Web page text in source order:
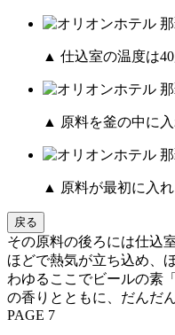
▲ 仕込室の温度は
▲ 原料を釜の中に入
▲ 原料が最初に入
戻る
その原料の後ろには仕込
ほどで熱気が立ち込め、
わゆるここでビールの素
の香りとともに、だんだ
PAGE 7